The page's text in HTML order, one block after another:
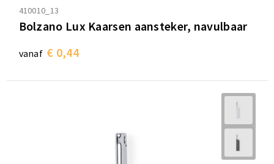
410010_13
Bolzano Lux Kaarsen aansteker, navulbaar
vanaf € 0,44